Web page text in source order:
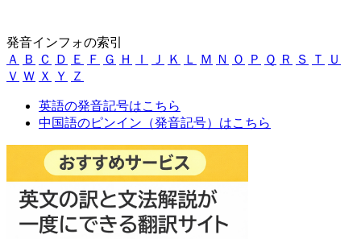
発音インフォの索引
Ａ
Ｂ Ｃ Ｄ Ｅ Ｆ Ｇ Ｈ Ｉ Ｊ Ｋ Ｌ Ｍ Ｎ Ｏ Ｐ Ｑ Ｒ Ｓ Ｔ
Ｕ
Ｖ Ｗ Ｘ Ｙ Ｚ
英語の発音記号はこちら
中国語のピンイン（発音記号）はこちら